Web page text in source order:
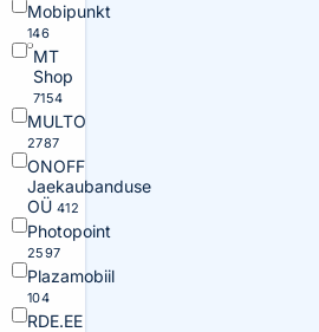
Mobipunkt
146
MT
Shop
7154
MULTO
2787
ONOFF
Jaekaubanduse
OÜ 412
Photopoint
2597
Plazamobiil
104
RDE.EE